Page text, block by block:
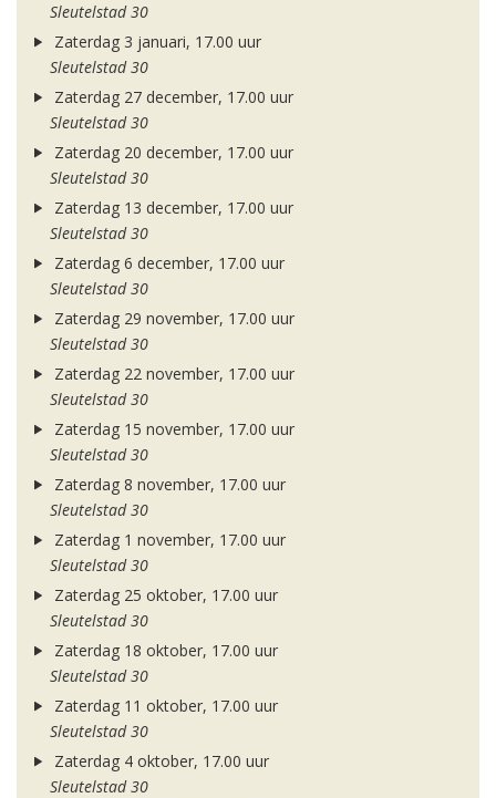
Sleutelstad 30
Zaterdag 3 januari, 17.00 uur
Sleutelstad 30
Zaterdag 27 december, 17.00 uur
Sleutelstad 30
Zaterdag 20 december, 17.00 uur
Sleutelstad 30
Zaterdag 13 december, 17.00 uur
Sleutelstad 30
Zaterdag 6 december, 17.00 uur
Sleutelstad 30
Zaterdag 29 november, 17.00 uur
Sleutelstad 30
Zaterdag 22 november, 17.00 uur
Sleutelstad 30
Zaterdag 15 november, 17.00 uur
Sleutelstad 30
Zaterdag 8 november, 17.00 uur
Sleutelstad 30
Zaterdag 1 november, 17.00 uur
Sleutelstad 30
Zaterdag 25 oktober, 17.00 uur
Sleutelstad 30
Zaterdag 18 oktober, 17.00 uur
Sleutelstad 30
Zaterdag 11 oktober, 17.00 uur
Sleutelstad 30
Zaterdag 4 oktober, 17.00 uur
Sleutelstad 30